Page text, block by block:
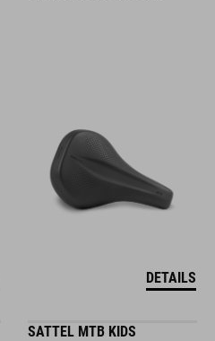
DETAILS
SATTEL MTB KIDS